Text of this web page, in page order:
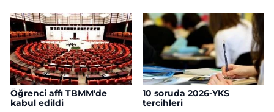
Öğrenci affı TBMM'de
kabul edildi
10 soruda 2026-YKS
tercihleri